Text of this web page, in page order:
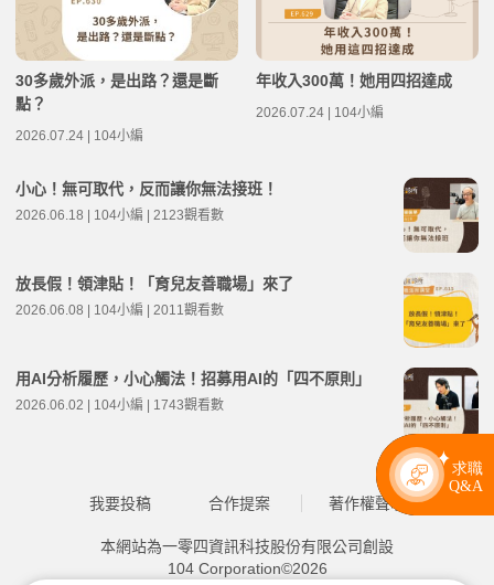
30多歲外派，是出路？還是斷
點？
2026.07.24 | 104小編
年收入300萬！她用四招達成
2026.07.24 | 104小編
小心！無可取代，反而讓你無法接班！
2026.06.18 | 104小編 | 2123觀看數
放長假！領津貼！「育兒友善職場」來了
2026.06.08 | 104小編 | 2011觀看數
用AI分析履歷，小心觸法！招募用AI的「四不原則」
2026.06.02 | 104小編 | 1743觀看數
我要投稿 合作提案 著作權聲明
本網站為一零四資訊科技股份有限公司創設
104 Corporation©2026